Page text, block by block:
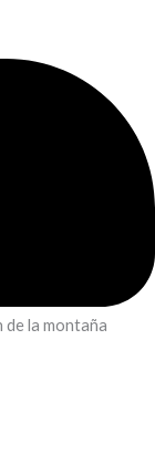
la montaña